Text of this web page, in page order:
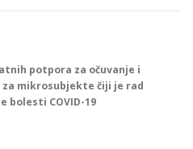
potpora za očuvanje i
mikrosubjekte čiji je rad
bolesti COVID-19